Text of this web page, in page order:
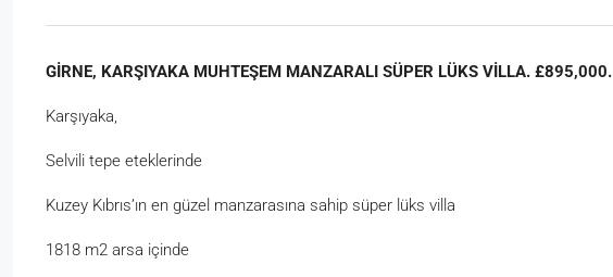
GİRNE, KARŞIYAKA MUHTEŞEM MANZARALI SÜPER LÜKS VİLLA. £895,000.
Karşıyaka,
Selvili tepe eteklerinde
Kuzey Kıbrıs’ın en güzel manzarasına sahip süper lüks villa
1818 m2 arsa içinde